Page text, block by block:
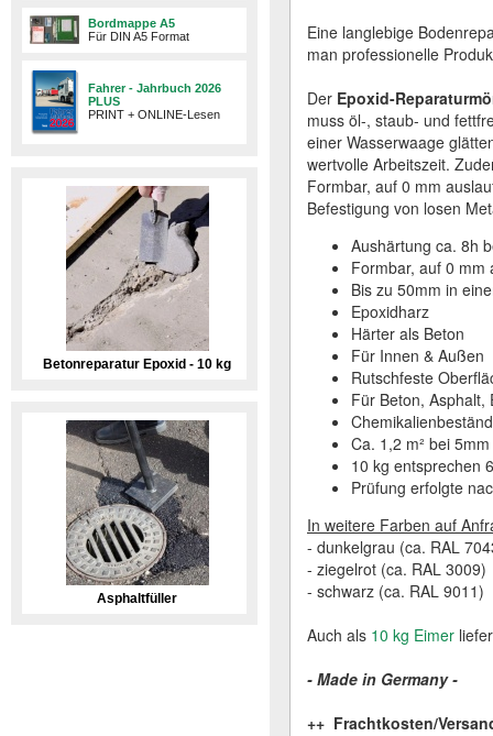
Bordmappe A5
Für DIN A5 Format
Fahrer - Jahrbuch 2026
PLUS
PRINT + ONLINE-Lesen
Betonreparatur Epoxid - 10 kg
Asphaltfüller
Eine langlebige
man professionelle
Der Epoxid-
muss öl-, staub- und
einer Wasserwaage
wertvolle Arbeitszeit.
Formbar, auf 0 mm
Befestigung von losen
Aushärtung ca. 8h
Formbar, auf 0 mm
Bis zu 50mm in
Epoxidharz
Härter als Beton
Für Innen & Außen
Rutschfeste
Für Beton, Asphalt,
Ca. 1,2 m² bei
10 kg entsprechen
Prüfung erfolgte
In weitere Farben auf
- dunkelgrau (ca. RAL
- ziegelrot (ca. RAL 3009)
- schwarz (ca. RAL 9011)
Auch als 10 kg Eimer
- Made in Germany -
++ Frachtkosten/